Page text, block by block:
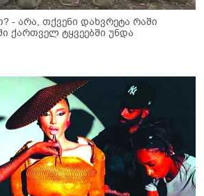
- არა, თქვენი დახვრეტა რაში
ქართველ ტყვეებში უნდა